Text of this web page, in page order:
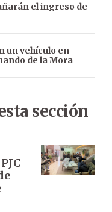
el ingreso de
un vehículo en
de la Mora
sección